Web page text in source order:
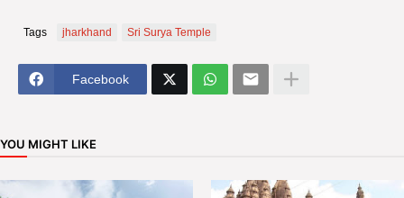
Tags jharkhand Sri Surya Temple
Facebook
YOU MIGHT LIKE